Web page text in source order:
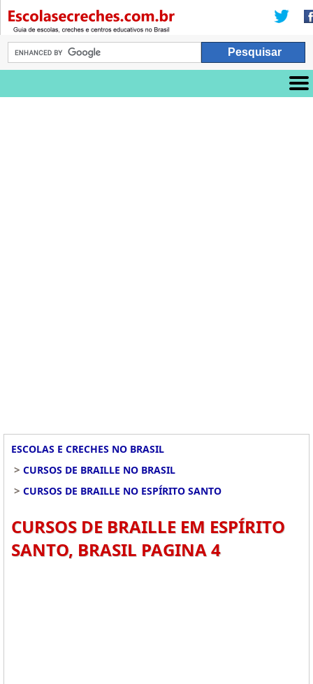
ESCOLAS E CRECHES NO BRASIL
> CURSOS DE BRAILLE NO BRASIL
> CURSOS DE BRAILLE NO ESPÍRITO SANTO
CURSOS DE BRAILLE EM ESPÍRITO
SANTO, BRASIL PAGINA 4